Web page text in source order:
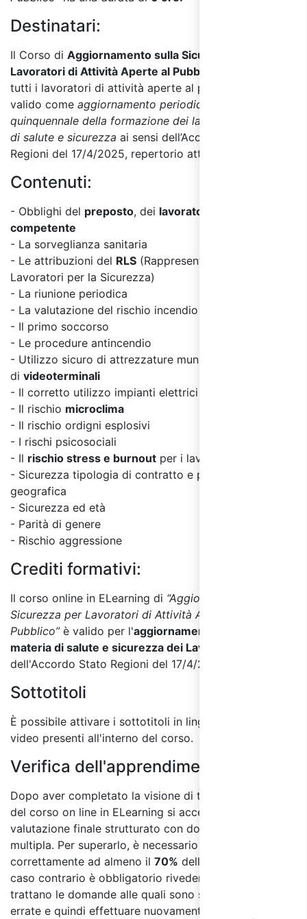
Destinatari:
Il Corso di Aggiornamento sulla Sicurezza
Lavoratori di Attività Aperte al Pubblico
tutti i lavoratori di attività aperte al pubblico ed è
valido come aggiornamento periodico
quinquennale della formazione dei lavoratori in materia
di salute e sicurezza ai sensi dell’Accordo Stato
Regioni del 17/4/2025, repertorio atti n. 59/CSR.
Contenuti:
- Obblighi del preposto, dei lavoratori
competente
- La sorveglianza sanitaria
- Le attribuzioni del RLS (Rappresentante dei
Lavoratori per la Sicurezza)
- La riunione periodica
- La valutazione del rischio incendio
- Il primo soccorso
- Le procedure antincendio
- Utilizzo sicuro di attrezzature munite
di videoterminali
- Il corretto utilizzo impianti elettrici
- Il rischio microclima
- Il rischio ordigni esplosivi
- I rischi psicosociali
- Il rischio stress e burnout per i lavoratori
- Sicurezza tipologia di contratto e provenienza
geografica
- Sicurezza ed età
- Parità di genere
- Rischio aggressione
Crediti formativi:
Il corso online in ELearning di “Aggiornamento sulla
Sicurezza per Lavoratori di Attività Aperte al
Pubblico” è valido per l'aggiornamento periodico in
materia di salute e sicurezza dei Lavoratori
dell'Accordo Stato Regioni del 17/4/2025.
Sottotitoli
È possibile attivare i sottotitoli in lingua italiana per i
video presenti all'interno del corso.
Verifica dell'apprendimento:
Dopo aver completato la visione di tutti i moduli
del corso on line in ELearning si accede al test di
valutazione finale strutturato con domande a risposta
multipla. Per superarlo, è necessario rispondere
correttamente ad almeno il 70% delle domande, in
caso contrario è obbligatorio rivedere i moduli in cui si
trattano le domande alle quali sono state date risposte
errate e quindi effettuare nuovamente il test finale.